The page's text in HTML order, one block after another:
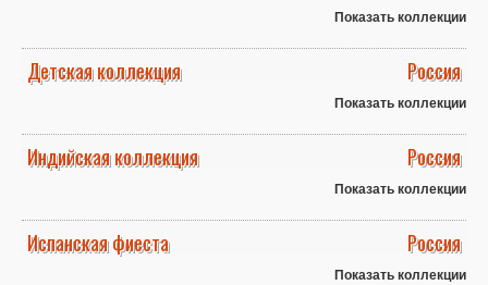
Показать коллекции
Детская коллекция Россия
Показать коллекции
Индийская коллекция Россия
Показать коллекции
Испанская фиеста Россия
Показать коллекции